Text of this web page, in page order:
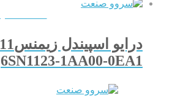
درایو اسپیندل زیمنس611 160A
6SN1123-1AA00-0EA1